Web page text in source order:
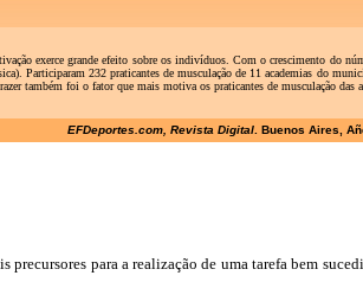
exerce grande efeito sobre os indivíduos. Com o crescimento do
Participaram 232 praticantes de musculação de 11 academias do
também foi o fator que mais motiva os praticantes de musculação das
EFDeportes.com, Revista Digital. Buenos Aires,
para a realização de uma tarefa bem